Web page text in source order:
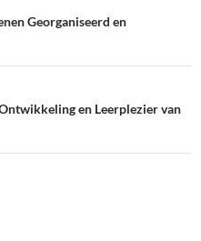
Georganiseerd en
en Leerplezier van